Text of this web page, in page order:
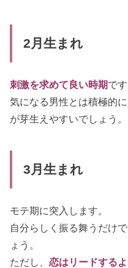
2月生まれ
刺激を求めて良い時期です
気になる男性とは積極的
が芽生えやすいでしょう。
3月生まれ
モテ期に突入します。
自分らしく振る舞うだけ
ょう。
ただし、恋はリードする